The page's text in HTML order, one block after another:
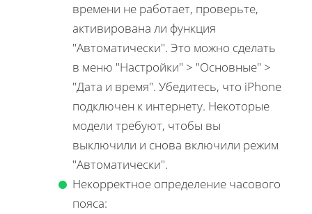
времени не работает, проверьте,
активирована ли функция
"Автоматически". Это можно сделать
в меню "Настройки" > "Основные" >
"Дата и время". Убедитесь, что iPhone
подключен к интернету. Некоторые
модели требуют, чтобы вы
выключили и снова включили режим
"Автоматически".
Некорректное определение часового
пояса: